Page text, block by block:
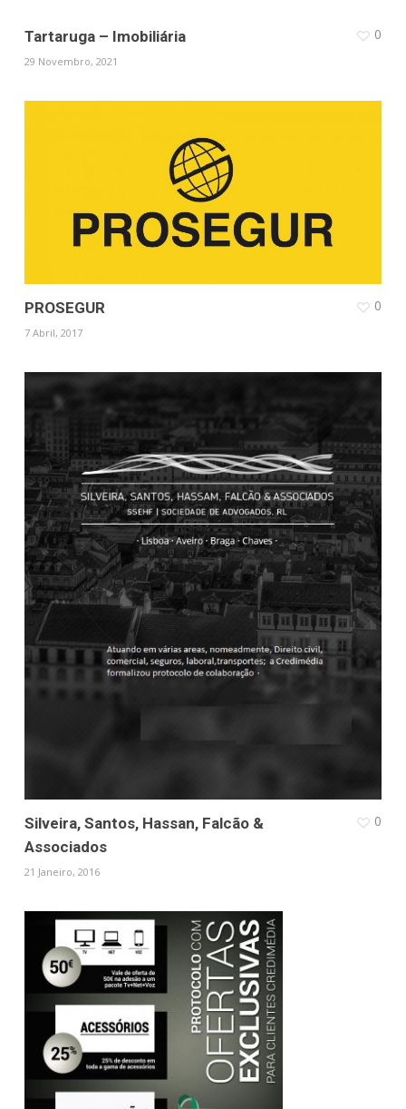
Tartaruga – Imobiliária
29 Novembro, 2021
0
PROSEGUR
7 Abril, 2017
0
Silveira, Santos, Hassan, Falcão &
Associados
21 Janeiro, 2016
0